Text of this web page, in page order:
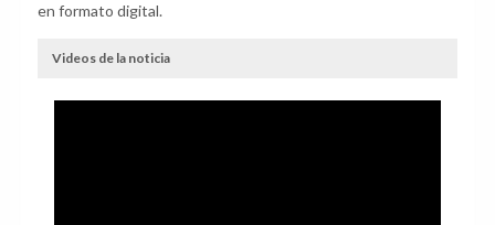
en formato digital.
Videos de la noticia